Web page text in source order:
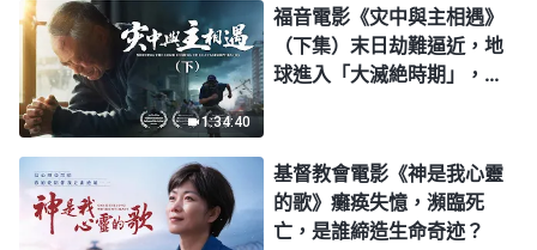
1:34:40
福音電影《灾中與主相遇》
（下集）末日劫難逼近，地
球進入「大滅絶時期」，人
基督教會電影《神是我心靈
的歌》癱痪失憶，瀕臨死
亡，是誰締造生命奇迹？